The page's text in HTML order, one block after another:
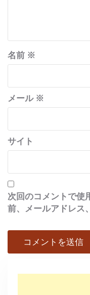
名前 ※
メール ※
サイト
次回のコメントで使
前、メールアドレス